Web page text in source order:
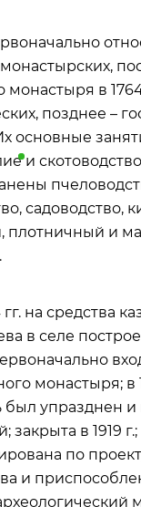
монастыря в 1764
позднее –
основные
и
садоводство,
плотничный и
гг. на средства
в селе
монастыря; в
упразднен и
закрыта в 1919 г.;
по
и